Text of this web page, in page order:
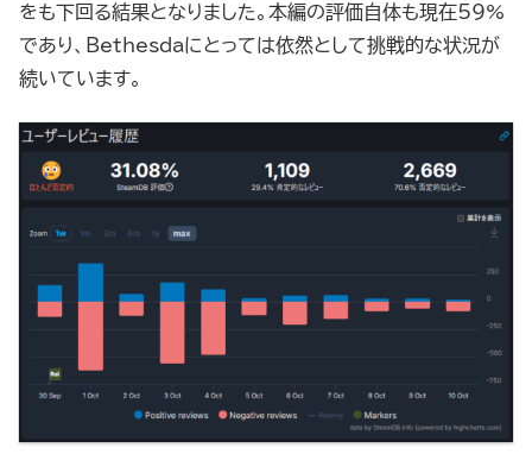
をも下回る結果となりました。本編の評価自体も現在59%
であり、Bethesdaにとっては依然として挑戦的な状況が
続いています。